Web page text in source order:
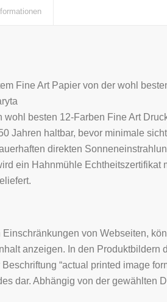
Fine Art Papier von der wohl
besten 12-Farben Fine Art
Jahren haltbar, bevor minimale
direkten
ein Hahnmühle Echtheitszertifikat
von Webseiten,
anzeigen. In den Produktbildern
“actual printed image
dar. Abhängig von der gewählten